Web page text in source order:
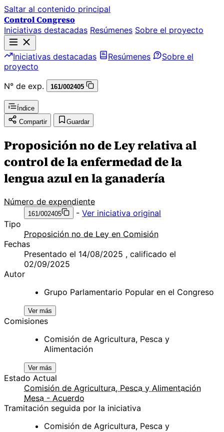
Saltar al contenido principal
Control Congreso
Iniciativas destacadas Resúmenes Sobre el proyecto
Iniciativas destacadas Resúmenes
Sobre el
proyecto
N° de exp.
161/002405
Índice
Compartir
Guardar
Proposición no de Ley relativa al
control de la enfermedad de la
lengua azul en la ganadería
Número de expendiente
161/002405 - Ver iniciativa original
Tipo
Proposición no de Ley en Comisión
Fechas
Presentado el 14/08/2025 , calificado el
02/09/2025
Autor
Grupo Parlamentario Popular en el Congreso
Ver más
Comisiones
Comisión de Agricultura, Pesca y
Alimentación
Ver más
Estado Actual
Comisión de Agricultura, Pesca y Alimentación
Mesa - Acuerdo
Tramitación seguida por la iniciativa
Comisión de Agricultura, Pesca y